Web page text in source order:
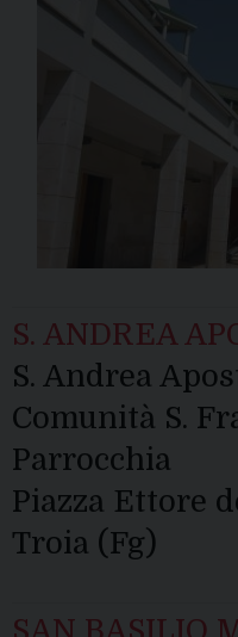
S. ANDREA
S. Andrea
Comunità S.
Parrocchia
Piazza Ettore
Troia (Fg)